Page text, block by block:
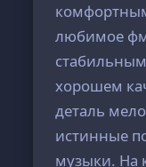
любимое
хорошем
деталь
истинные
музыки. На